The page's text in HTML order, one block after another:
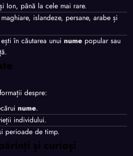
Ion, până la cele mai rare.
islandeze, persane, arabe și
în căutarea unui nume popular sau
despre:
nume.
individului.
perioade de timp.
și curioși